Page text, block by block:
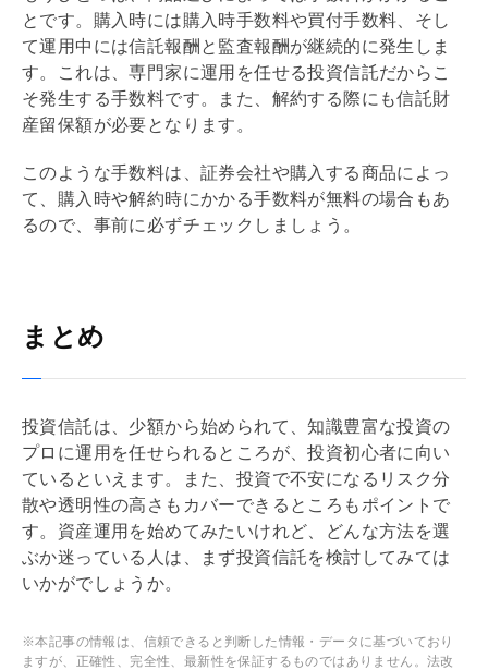
とです。購入時には購入時手数料や買付手数料、そし
て運用中には信託報酬と監査報酬が継続的に発生しま
す。これは、専門家に運用を任せる投資信託だからこ
そ発生する手数料です。また、解約する際にも信託財
産留保額が必要となります。
このような手数料は、証券会社や購入する商品によっ
て、購入時や解約時にかかる手数料が無料の場合もあ
るので、事前に必ずチェックしましょう。
まとめ
投資信託は、少額から始められて、知識豊富な投資の
プロに運用を任せられるところが、投資初心者に向い
ているといえます。また、投資で不安になるリスク分
散や透明性の高さもカバーできるところもポイントで
す。資産運用を始めてみたいけれど、どんな方法を選
ぶか迷っている人は、まず投資信託を検討してみては
いかがでしょうか。
※本記事の情報は、信頼できると判断した情報・データに基づいており
ますが、正確性、完全性、最新性を保証するものではありません。法改